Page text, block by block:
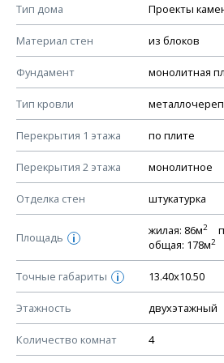
Тип дома Проекты
Материал стен из блоков
Фундамент монолитная
Тип кровли
Перекрытия 1 этажа по плите
Перекрытия 2 этажа монолитное
Отделка стен штукатурка
Площадь i
жилая: 86м2
общая: 178м2
Точные габариты i 13.40х10.50
Этажность двухэтажный
Количество комнат 4
Смотрите советы по выбору
КОНСТРУКТИВНЫЕ РЕШЕНИЯ (КР)
Ведомость рабочих чертежей
План фундамента
Устройство фундамента,
Планы перекрытий этажей,
Устройство перекрытий
Устройство стен
Спецификация материалов стен
Схема расположения лаг чердака
Схема расположения элементов
Спецификация элементов
Устройство стропильной
Узлы устройства кровли